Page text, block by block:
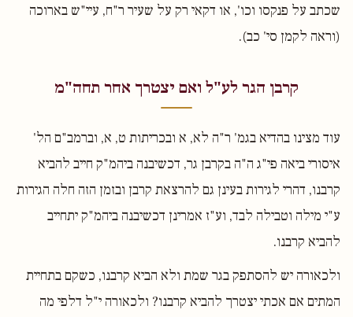
שכתב על פנקסו וכו', או דקאי רק על שעיר ר"ח, עיי"ש בארוכה
(וראה לקמן סי' כב).
קרבן הגר לע"ל ואם יצטרך אחר תחה"מ
עוד מצינו בהדיא בגמ' ר"ה לא, א ובכריתות ט, א, וברמב"ם הל'
איסורי ביאה פי"ג ה"ה בקרבן גר, דכשיבנה ביהמ"ק חייב להביא
קרבנו, דהרי לגירות בעינן גם להרצאת קרבן ובזמן הזה חלה הגירות
ע"י מילה וטבילה לבד, וע"ז אמרינן דכשיבנה ביהמ"ק יתחייב
להביא קרבנו.
ולכאורה יש להסתפק בגר שמת ולא הביא קרבנו, כשקם בתחיית
המתים אם אכתי יצטרך להביא קרבנו? ולכאורה י"ל דלפי מה